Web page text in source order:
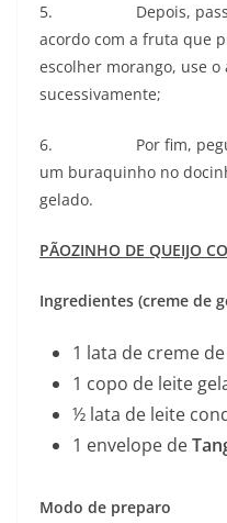
5. Depois, passe
acordo com a fruta que
escolher morango, use
sucessivamente;
6. Por fim, pegue
um buraquinho no
gelado.
PÃOZINHO DE QUEIJO
Ingredientes (creme de
1 lata de creme
1 copo de leite
½ lata de leite
1 envelope de
Modo de preparo